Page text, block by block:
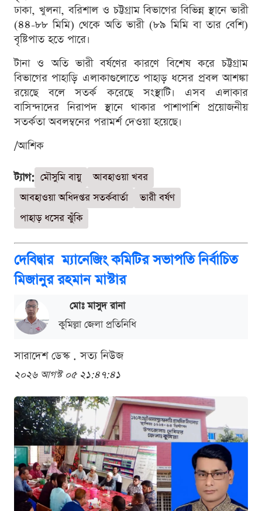
ঢাকা, খুলনা, বরিশাল ও চট্টগ্রাম বিভাগের বিভিন্ন স্থানে ভারী
(৪৪-৮৮ মিমি) থেকে অতি ভারী (৮৯ মিমি বা তার বেশি)
বৃষ্টিপাত হতে পারে।
টানা ও অতি ভারী বর্ষণের কারণে বিশেষ করে চট্টগ্রাম
বিভাগের পাহাড়ি এলাকাগুলোতে পাহাড় ধসের প্রবল আশঙ্কা
রয়েছে বলে সতর্ক করেছে সংস্থাটি। এসব এলাকার
বাসিন্দাদের নিরাপদ স্থানে থাকার পাশাপাশি প্রয়োজনীয়
সতর্কতা অবলম্বনের পরামর্শ দেওয়া হয়েছে।
/আশিক
ট্যাগ: মৌসুমি বায়ু
আবহাওয়া খবর
আবহাওয়া অধিদপ্তর সতর্কবার্তা
ভারী বর্ষণ
পাহাড় ধসের ঝুঁকি
দেবিদ্বার ম্যানেজিং কমিটির সভাপতি নির্বাচিত
মিজানুর রহমান মাস্টার
মোঃ মাসুদ রানা
কুমিল্লা জেলা প্রতিনিধি
সারাদেশ ডেস্ক . সত্য নিউজ
২০২৬ আগস্ট ০৫ ২১:৪৭:৪১